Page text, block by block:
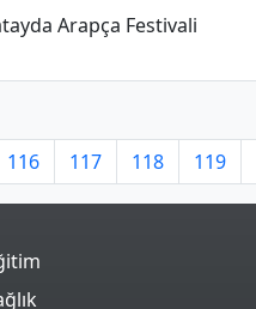
Arapça Festivali
116 117 118 119